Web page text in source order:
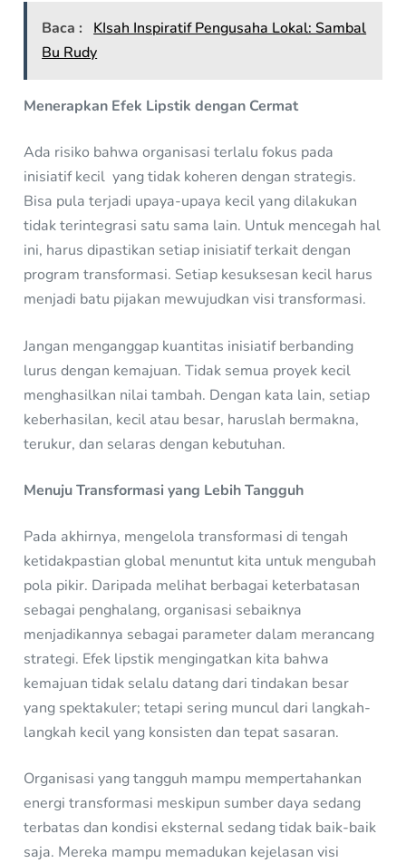
Baca :
KIsah Inspiratif Pengusaha Lokal: Sambal
Bu Rudy
Menerapkan Efek Lipstik dengan Cermat
Ada risiko bahwa organisasi terlalu fokus pada
inisiatif kecil yang tidak koheren dengan strategis.
Bisa pula terjadi upaya-upaya kecil yang dilakukan
tidak terintegrasi satu sama lain. Untuk mencegah hal
ini, harus dipastikan setiap inisiatif terkait dengan
program transformasi. Setiap kesuksesan kecil harus
menjadi batu pijakan mewujudkan visi transformasi.
Jangan menganggap kuantitas inisiatif berbanding
lurus dengan kemajuan. Tidak semua proyek kecil
menghasilkan nilai tambah. Dengan kata lain, setiap
keberhasilan, kecil atau besar, haruslah bermakna,
terukur, dan selaras dengan kebutuhan.
Menuju Transformasi yang Lebih Tangguh
Pada akhirnya, mengelola transformasi di tengah
ketidakpastian global menuntut kita untuk mengubah
pola pikir. Daripada melihat berbagai keterbatasan
sebagai penghalang, organisasi sebaiknya
menjadikannya sebagai parameter dalam merancang
strategi. Efek lipstik mengingatkan kita bahwa
kemajuan tidak selalu datang dari tindakan besar
yang spektakuler; tetapi sering muncul dari langkah-
langkah kecil yang konsisten dan tepat sasaran.
Organisasi yang tangguh mampu mempertahankan
energi transformasi meskipun sumber daya sedang
terbatas dan kondisi eksternal sedang tidak baik-baik
saja. Mereka mampu memadukan kejelasan visi